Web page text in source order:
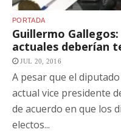
PORTADA
Guillermo
actuales deberían
JUL 20, 2016
A pesar que el
actual vice presidente
de acuerdo en que los
electos...